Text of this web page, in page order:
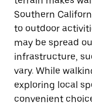
Southern
to outdoor
may be spread
infrastructure,
vary. While
exploring local
convenient